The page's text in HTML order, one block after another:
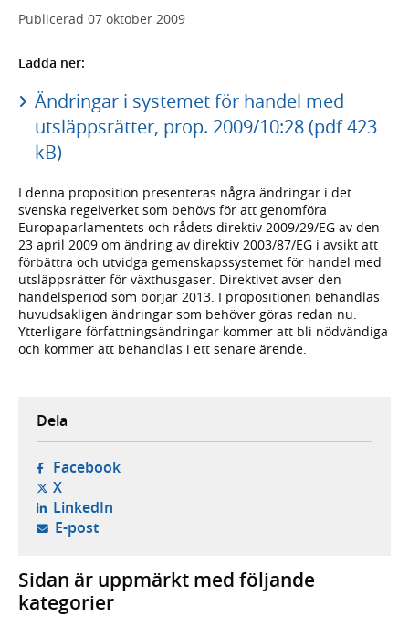
Publicerad 07 oktober 2009
Ladda ner:
Ändringar i systemet för handel med
utsläppsrätter, prop. 2009/10:28 (pdf 423
kB)
I denna proposition presenteras några ändringar i det
svenska regelverket som behövs för att genomföra
Europaparlamentets och rådets direktiv 2009/29/EG av den
23 april 2009 om ändring av direktiv 2003/87/EG i avsikt att
förbättra och utvidga gemenskapssystemet för handel med
utsläppsrätter för växthusgaser. Direktivet avser den
handelsperiod som börjar 2013. I propositionen behandlas
huvudsakligen ändringar som behöver göras redan nu.
Ytterligare författningsändringar kommer att bli nödvändiga
och kommer att behandlas i ett senare ärende.
Dela
Facebook- öppnas i ny flik, extern webbplats,
X- öppnas i ny flik, extern webbplats,
LinkedIn- öppnas i ny flik, extern webbplats,
E-post- öppnar din e-postklient,
Sidan är uppmärkt med följande
kategorier